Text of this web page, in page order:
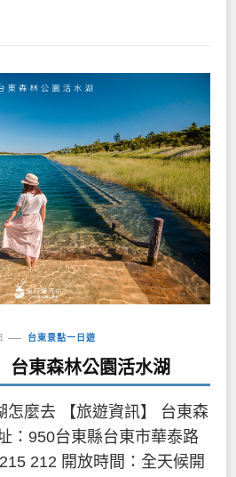
台東景點一日遊
台東森林公園活水湖
怎麼去 【旅遊資訊】 台東森
：950台東縣台東市華泰路
212 開放時間：全天候開